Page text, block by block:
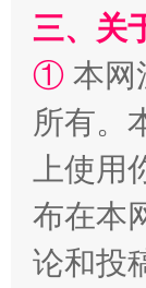
三、关
① 本网
所有。
上使
布在本
论和投